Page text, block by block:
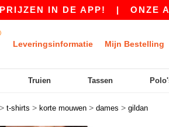
DE APP! |ONZE APP IS
Leveringsinformatie Mijn Bestelling
Truien Tassen
> t-shirts > korte mouwen > dames > gildan